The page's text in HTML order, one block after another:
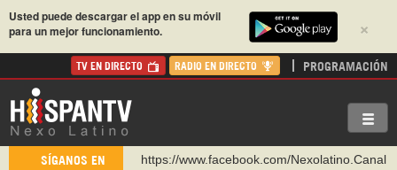
×
Usted puede descargar el app en su móvil
para un mejor funcionamiento.
TV EN DIRECTO RADIO EN DIRECTO PROGRAMACIÓN
SÍGANOS EN
https://www.facebook.com/Nexolatino.Canal